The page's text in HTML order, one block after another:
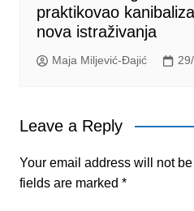
praktikovao
nova istraživanja
Maja Miljević-Đajić
Leave a Reply
Your email address will not
fields are marked *